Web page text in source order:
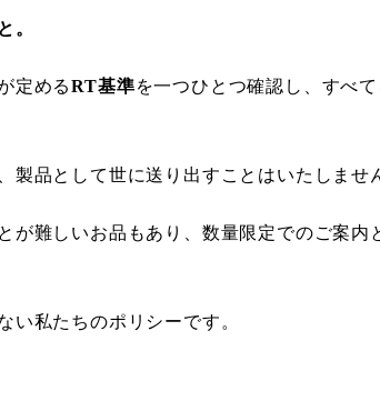
。
定めるRT基準を一つひとつ確認し、すべ
製品として世に送り出すことはいたしませ
が難しいお品もあり、数量限定でのご案内
い私たちのポリシーです。